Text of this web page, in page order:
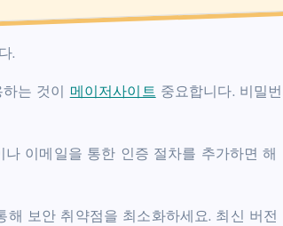
.
는 것이 메이저사이트 중요합니다. 비밀번
이메일을 통한 인증 절차를 추가하면 해
보안 취약점을 최소화하세요. 최신 버전